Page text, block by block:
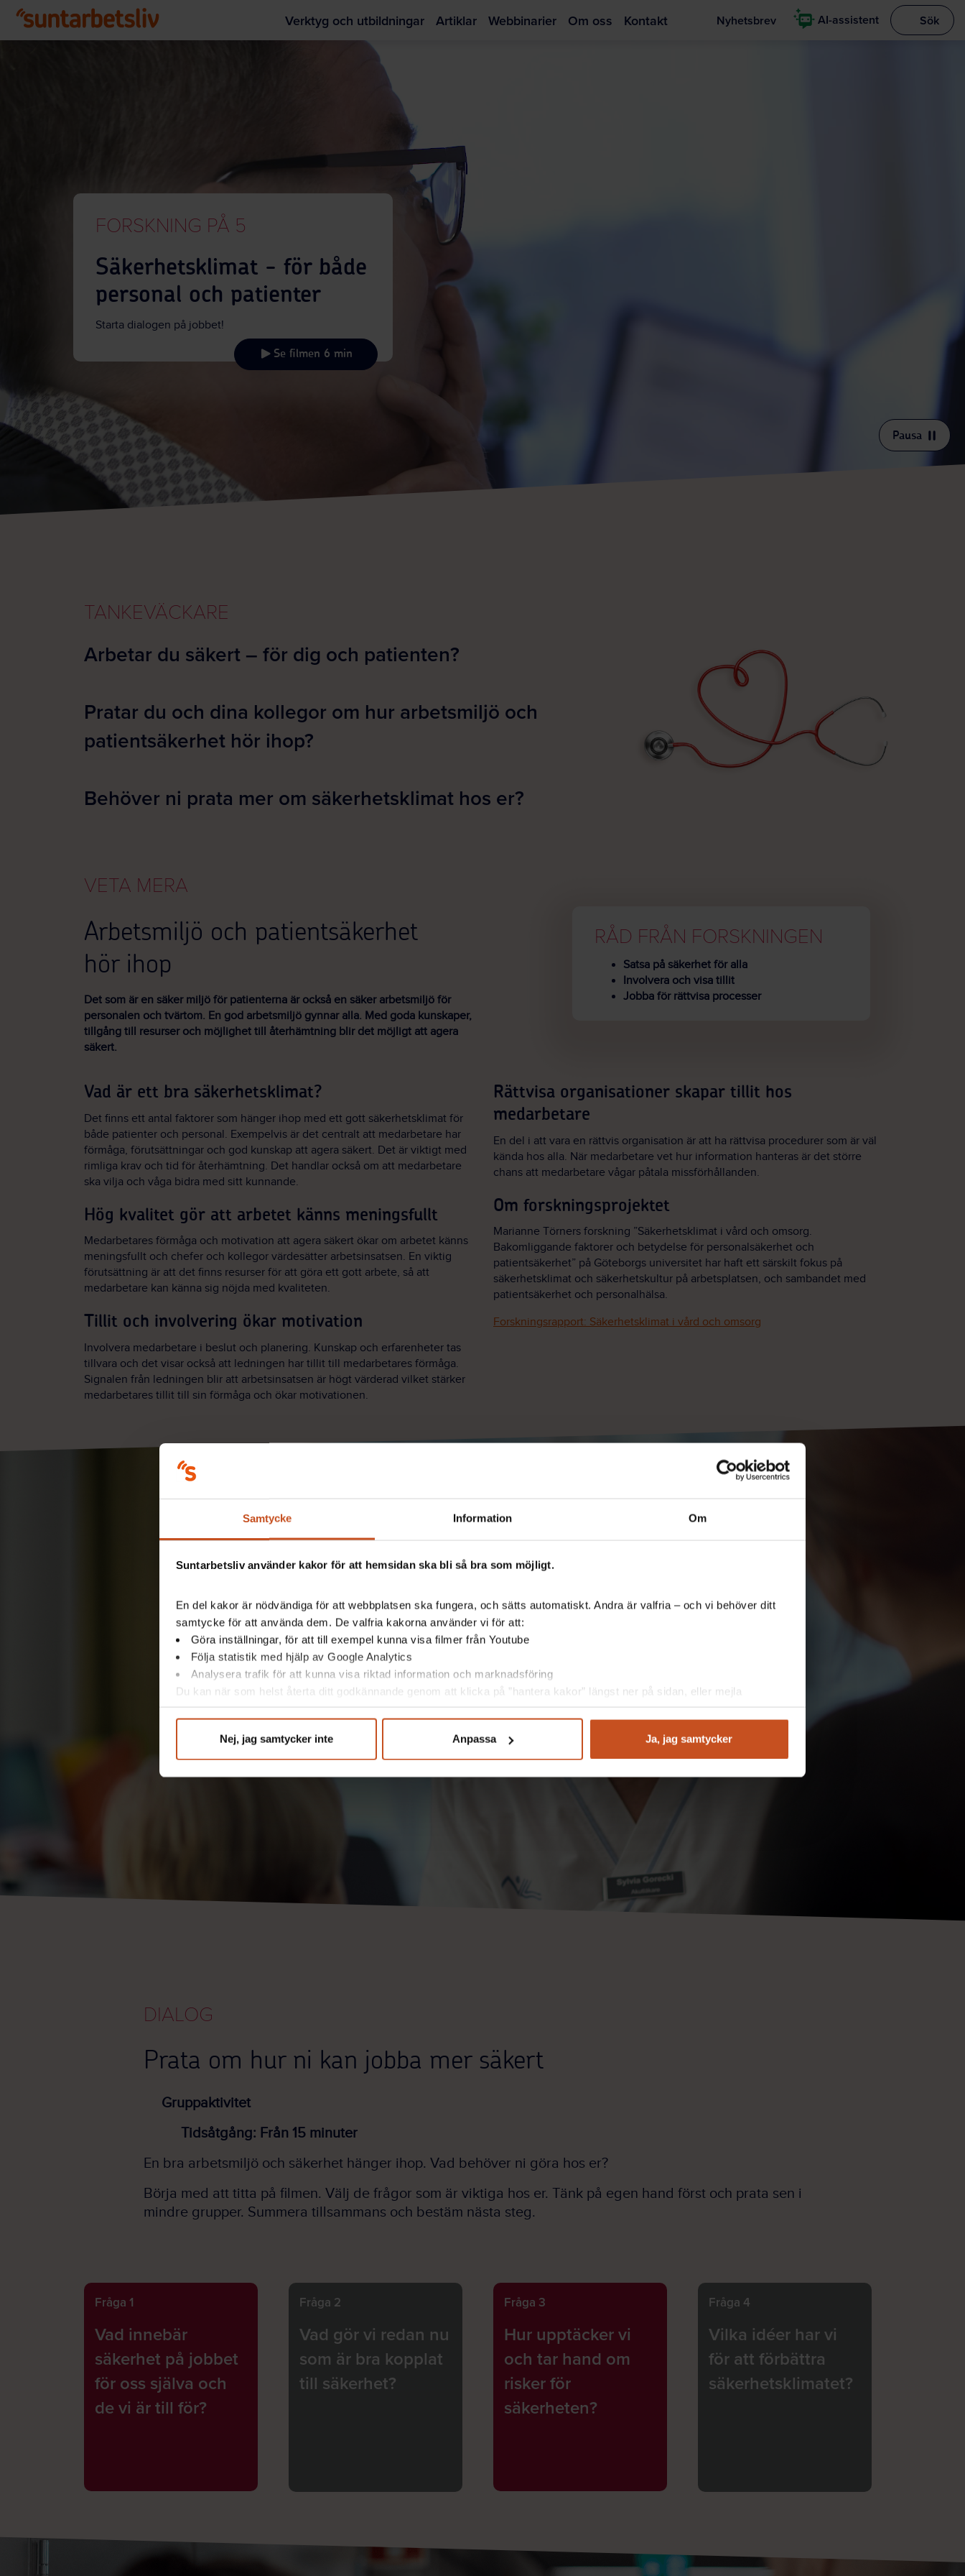
Samtycke Information Om
Suntarbetsliv använder kakor för att hemsidan ska bli så bra som möjligt.
En del kakor är nödvändiga för att webbplatsen ska fungera, och sätts automatiskt. Andra är valfria – och vi behöver ditt
samtycke för att använda dem. De valfria kakorna använder vi för att:
Göra inställningar, för att till exempel kunna visa filmer från Youtube
Följa statistik med hjälp av Google Analytics
Analysera trafik för att kunna visa riktad information och marknadsföring
Du kan när som helst återta ditt godkännande genom att klicka på ”hantera kakor” längst ner på sidan, eller mejla
integritet@suntarbetsliv.se.
Nej, jag samtycker inte Anpassa Ja, jag samtycker
Verktyg och utbildningar Artiklar Webbinarier Om oss Kontakt Nyhetsbrev AI-assistent Visa
Sök
FORSKNING PÅ 5
Säkerhetsklimat - för både
personal och patienter
Starta dialogen på jobbet!
Se filmen 6 min
TANKEVÄCKARE
Arbetar du säkert – för dig och patienten?
Pratar du och dina kollegor om hur arbetsmiljö och
patientsäkerhet hör ihop?
Behöver ni prata mer om säkerhetsklimat hos er?
VETA MERA
Arbetsmiljö och patientsäkerhet
hör ihop
Det som är en säker miljö för patienterna är också en säker arbetsmiljö för
personalen och tvärtom. En god arbetsmiljö gynnar alla. Med goda kunskaper,
tillgång till resurser och möjlighet till återhämtning blir det möjligt att agera
säkert.
RÅD FRÅN FORSKNINGEN
Satsa på säkerhet för alla
Involvera och visa tillit
Jobba för rättvisa processer
Vad är ett bra säkerhetsklimat?
Det finns ett antal faktorer som hänger ihop med ett gott säkerhetsklimat för
både patienter och personal. Exempelvis är det centralt att medarbetare har
förmåga, förutsättningar och god kunskap att agera säkert. Det är viktigt med
rimliga krav och tid för återhämtning. Det handlar också om att medarbetare
ska vilja och våga bidra med sitt kunnande.
Hög kvalitet gör att arbetet känns meningsfullt
Medarbetares förmåga och motivation att agera säkert ökar om arbetet känns
meningsfullt och chefer och kollegor värdesätter arbetsinsatsen. En viktig
förutsättning är att det finns resurser för att göra ett gott arbete, så att
medarbetare kan känna sig nöjda med kvaliteten.
Tillit och involvering ökar motivation
Involvera medarbetare i beslut och planering. Kunskap och erfarenheter tas
tillvara och det visar också att ledningen har tillit till medarbetares förmåga.
Signalen från ledningen blir att arbetsinsatsen är högt värderad vilket stärker
medarbetares tillit till sin förmåga och ökar motivationen.
Rättvisa organisationer skapar tillit hos
medarbetare
En del i att vara en rättvis organisation är att ha rättvisa procedurer som är väl
kända hos alla. När medarbetare vet hur information hanteras är det större
chans att medarbetare vågar påtala missförhållanden.
Om forskningsprojektet
Marianne Törners forskning ”Säkerhetsklimat i vård och omsorg.
Bakomliggande faktorer och betydelse för personalsäkerhet och
patientsäkerhet” på Göteborgs universitet har haft ett särskilt fokus på
säkerhetsklimat och säkerhetskultur på arbetsplatsen, och sambandet med
patientsäkerhet och personalhälsa.
Forskningsrapport: Säkerhetsklimat i vård och omsorg
DIALOG
Prata om hur ni kan jobba mer säkert
Gruppaktivitet
Tidsåtgång: Från 15 minuter
En bra arbetsmiljö och säkerhet hänger ihop. Vad behöver ni göra hos er?
Börja med att titta på filmen. Välj de frågor som är viktiga hos er. Tänk på egen hand först och prata sen i
mindre grupper. Summera tillsammans och bestäm nästa steg.
Fråga 1
Vad innebär
säkerhet på jobbet
för oss själva och
de vi är till för?
Fråga 2
Vad gör vi redan nu
som är bra kopplat
till säkerhet?
Fråga 3
Hur upptäcker vi
och tar hand om
risker för
säkerheten?
Fråga 4
Vilka idéer har vi
för att förbättra
säkerhetsklimatet?